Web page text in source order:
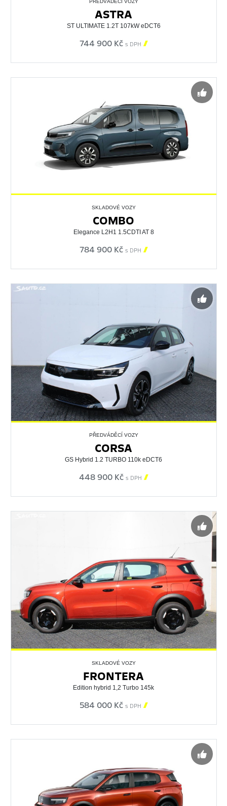
ASTRA
ST ULTIMATE 1.2T 107kW eDCT6
744 900 Kč s DPH 
SKLADOVÉ VOZY
COMBO
Elegance L2H1 1.5CDTI AT 8
784 900 Kč s DPH 
PŘEDVÁDĚCÍ VOZY
CORSA
GS Hybrid 1.2 TURBO 110k eDCT6
448 900 Kč s DPH 
SKLADOVÉ VOZY
FRONTERA
Edition hybrid 1,2 Turbo 145k
584 000 Kč s DPH 